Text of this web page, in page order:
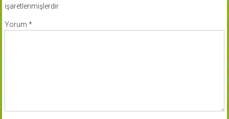
işaretlenmişlerdir
Yorum *